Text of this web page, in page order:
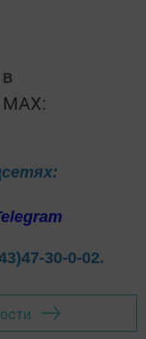
30-0-02.